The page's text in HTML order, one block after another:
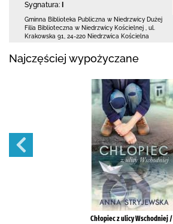
Sygnatura:
Gminna Biblioteka Publiczna w Niedrzwicy Dużej
Filia Biblioteczna w Niedrzwicy Kościelnej
ul.
Krakowska 91
24-220 Niedrzwica Kościelna
Najczęściej wypożyczane
Chłopiec z ulicy Wschodniej /